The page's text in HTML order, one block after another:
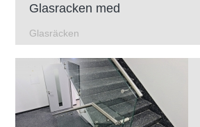
Glasracken med
Glasräcken